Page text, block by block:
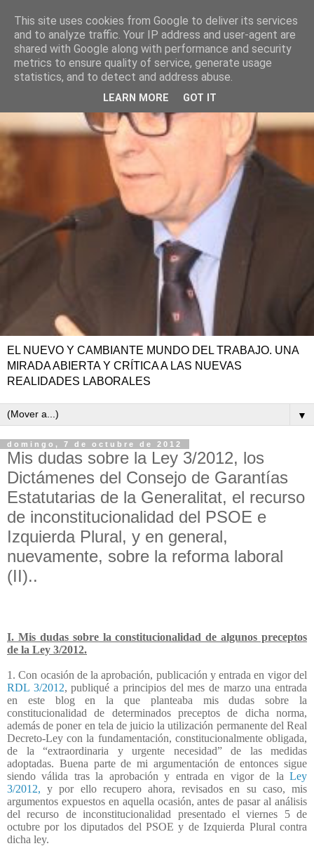
EL NUEVO Y CAMBIANTE MUNDO DEL TRABAJO. UNA
MIRADA ABIERTA Y CRÍTICA A LAS NUEVAS
REALIDADES LABORALES
▼
domingo, 7 de octubre de 2012
Mis dudas sobre la Ley 3/2012, los
Dictámenes del Consejo de Garantías
Estatutarias de la Generalitat, el recurso
de inconstitucionalidad del PSOE e
Izquierda Plural, y en general,
nuevamente, sobre la reforma laboral
(II)..
I. Mis dudas sobre la constitucionalidad de algunos preceptos
de la Ley 3/2012.
1. Con ocasión de la aprobación, publicación y entrada en vigor del
RDL 3/2012, publiqué a principios del mes de marzo una entrada
en este blog en la que planteaba mis dudas sobre la
constitucionalidad de determinados preceptos de dicha norma,
además de poner en tela de juicio la utilización permanente del Real
Decreto-Ley con la fundamentación, constitucionalmente obligada,
de la “extraordinaria y urgente necesidad” de las medidas
adoptadas. Buena parte de mi argumentación de entonces sigue
siendo válida tras la aprobación y entrada en vigor de la Ley
3/2012, y por ello recupero ahora, revisados en su caso, mis
argumentos expuestos en aquella ocasión, antes de pasar al análisis
del recurso de inconstitucionalidad presentado el viernes 5 de
octubre por los diputados del PSOE y de Izquierda Plural contra
dicha ley.
This site uses cookies from Google to deliver its services
and to analyze traffic. Your IP address and user-agent are
shared with Google along with performance and security
metrics to ensure quality of service, generate usage
statistics, and to detect and address abuse.
LEARN MORE GOT IT